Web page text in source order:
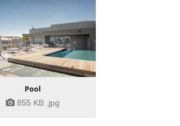
Pool
855 KB .jpg